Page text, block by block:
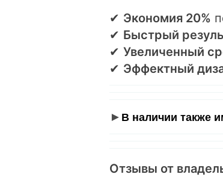
✔ Экономия 20%
✔ Быстрый
✔ Увеличенный
✔ Эффектный
► В наличии также
Отзывы от